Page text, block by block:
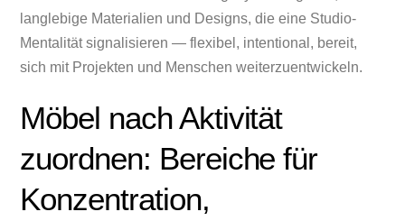
langlebige Materialien und Designs, die eine Studio-
Mentalität signalisieren — flexibel, intentional, bereit,
sich mit Projekten und Menschen weiterzuentwickeln.
Möbel nach Aktivität
zuordnen: Bereiche für
Konzentration,